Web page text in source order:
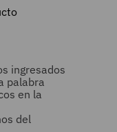
ingresados
palabra
en la
del